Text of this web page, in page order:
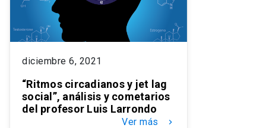
diciembre 6, 2021
“Ritmos circadianos y jet lag
social”, análisis y cometarios
del profesor Luis Larrondo
Ver más keyboard_arrow_right